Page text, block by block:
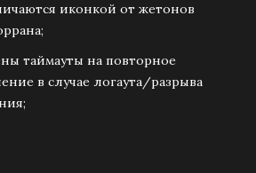
иконкой от жетонов
таймауты на повторное
в случае логаута/разрыва